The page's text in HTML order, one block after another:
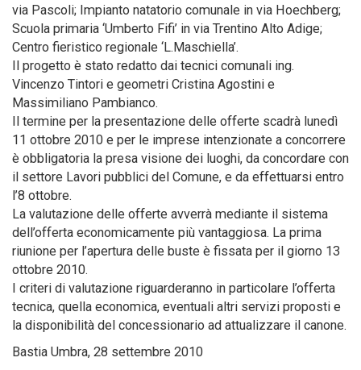
via Pascoli; Impianto natatorio comunale in via Hoechberg;
Scuola primaria ‘Umberto Fifi’ in via Trentino Alto Adige;
Centro fieristico regionale ‘L.Maschiella’.
Il progetto è stato redatto dai tecnici comunali ing.
Vincenzo Tintori e geometri Cristina Agostini e
Massimiliano Pambianco.
Il termine per la presentazione delle offerte scadrà lunedì
11 ottobre 2010 e per le imprese intenzionate a concorrere
è obbligatoria la presa visione dei luoghi, da concordare con
il settore Lavori pubblici del Comune, e da effettuarsi entro
l’8 ottobre.
La valutazione delle offerte avverrà mediante il sistema
dell’offerta economicamente più vantaggiosa. La prima
riunione per l’apertura delle buste è fissata per il giorno 13
ottobre 2010.
I criteri di valutazione riguarderanno in particolare l’offerta
tecnica, quella economica, eventuali altri servizi proposti e
la disponibilità del concessionario ad attualizzare il canone.
Bastia Umbra, 28 settembre 2010